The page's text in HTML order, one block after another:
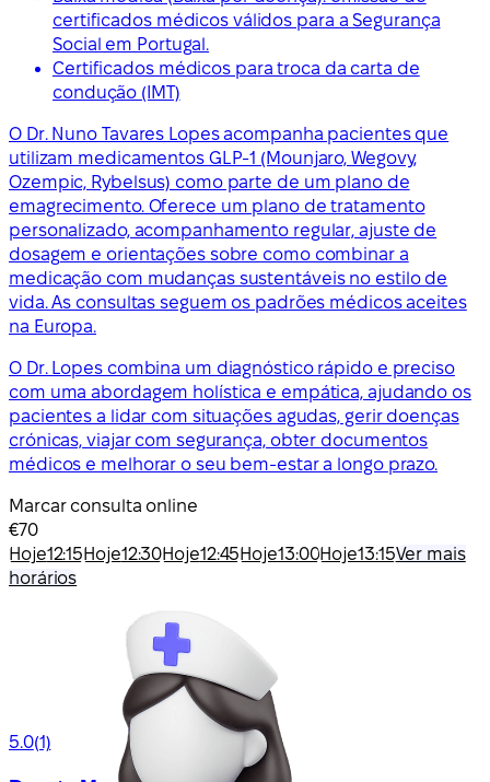
certificados médicos válidos para a Segurança
Social em Portugal.
Certificados médicos para troca da carta de
condução (IMT)
O Dr. Nuno Tavares Lopes acompanha pacientes que
utilizam medicamentos GLP-1 (Mounjaro, Wegovy,
Ozempic, Rybelsus) como parte de um plano de
emagrecimento. Oferece um plano de tratamento
personalizado, acompanhamento regular, ajuste de
dosagem e orientações sobre como combinar a
medicação com mudanças sustentáveis no estilo de
vida. As consultas seguem os padrões médicos aceites
na Europa.
O Dr. Lopes combina um diagnóstico rápido e preciso
com uma abordagem holística e empática, ajudando os
pacientes a lidar com situações agudas, gerir doenças
crónicas, viajar com segurança, obter documentos
médicos e melhorar o seu bem-estar a longo prazo.
Marcar consulta online
€70
Hoje12:15Hoje12:30Hoje12:45Hoje13:00Hoje13:15Ver mais
horários
5.0(1)